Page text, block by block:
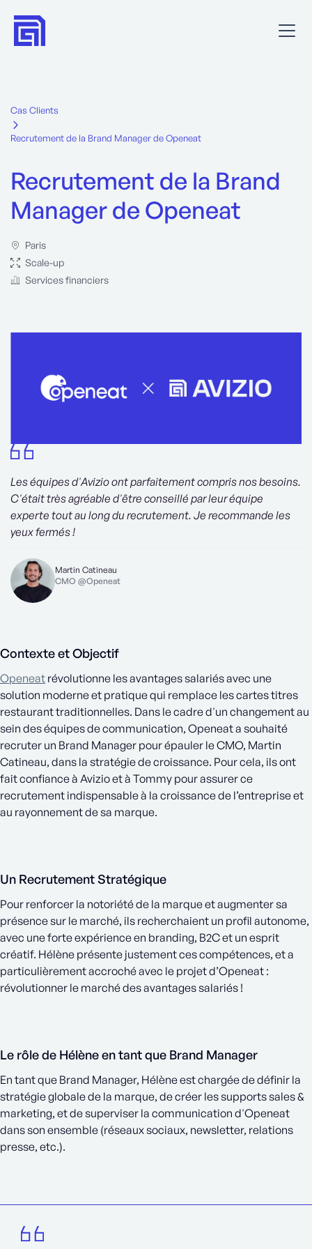
Cas Clients
Recrutement de la Brand Manager de Openeat
Recrutement de la Brand
Manager de Openeat
Paris
Scale-up
Services financiers
Les équipes d'Avizio ont parfaitement compris nos besoins.
C'était très agréable d'être conseillé par leur équipe
experte tout au long du recrutement. Je recommande les
yeux fermés !
Martin Catineau
CMO @Openeat
Contexte et Objectif
Openeat révolutionne les avantages salariés avec une
solution moderne et pratique qui remplace les cartes titres
restaurant traditionnelles. Dans le cadre d'un changement au
sein des équipes de communication, Openeat a souhaité
recruter un Brand Manager pour épauler le CMO, Martin
Catineau, dans la stratégie de croissance. Pour cela, ils ont
fait confiance à Avizio et à Tommy pour assurer ce
recrutement indispensable à la croissance de l’entreprise et
au rayonnement de sa marque.
Un Recrutement Stratégique
Pour renforcer la notoriété de la marque et augmenter sa
présence sur le marché, ils recherchaient un profil autonome,
avec une forte expérience en branding, B2C et un esprit
créatif. Hélène présente justement ces compétences, et a
particulièrement accroché avec le projet d’Openeat :
révolutionner le marché des avantages salariés !
Le rôle de Hélène en tant que Brand Manager
En tant que Brand Manager, Hélène est chargée de définir la
stratégie globale de la marque, de créer les supports sales &
marketing, et de superviser la communication d'Openeat
dans son ensemble (réseaux sociaux, newsletter, relations
presse, etc.).